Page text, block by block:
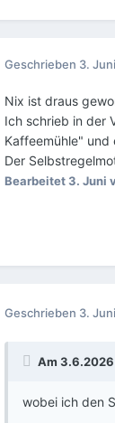
Geschrieben 3. Juni
Nix ist draus
Ich schrieb in der
Kaffeemühle" und
Der
Bearbeitet3. Juni
Geschrieben 3. Juni
Am
wobei ich den